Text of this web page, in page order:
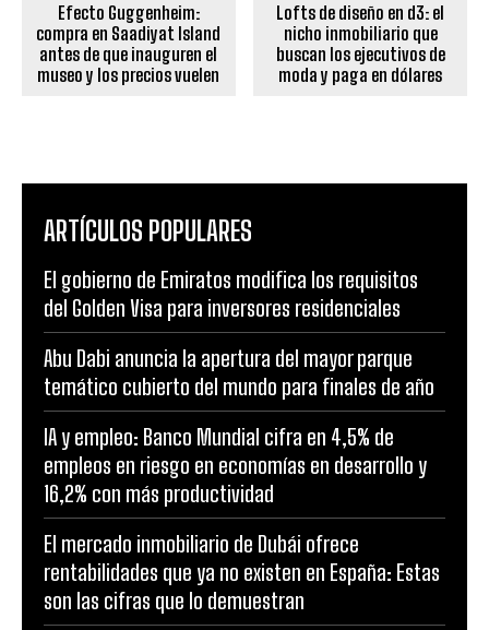
Efecto Guggenheim:
compra en Saadiyat Island
antes de que inauguren el
museo y los precios vuelen
Lofts de diseño en d3: el
nicho inmobiliario que
buscan los ejecutivos de
moda y paga en dólares
ARTÍCULOS POPULARES
El gobierno de Emiratos modifica los requisitos
del Golden Visa para inversores residenciales
Abu Dabi anuncia la apertura del mayor parque
temático cubierto del mundo para finales de año
IA y empleo: Banco Mundial cifra en 4,5% de
empleos en riesgo en economías en desarrollo y
16,2% con más productividad
El mercado inmobiliario de Dubái ofrece
rentabilidades que ya no existen en España: Estas
son las cifras que lo demuestran